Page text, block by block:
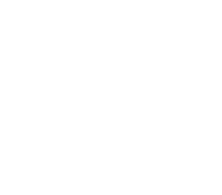
types